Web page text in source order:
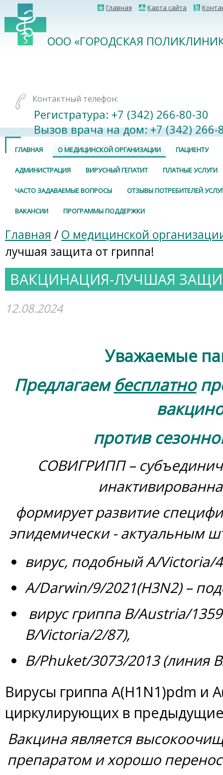
Главная Карта сайта
ООО «ГОРОДСКАЯ
Контактный телефон:
Регистратура: +7 (342) 266-80-
Вызов врача на дом: +7 (342) 266-
ГЛАВНАЯ О МЕДИЦИНСКОЙ ОРГАНИЗАЦИИ ПАЦИЕНТУ
АДМИНИСТРАЦИЯ ВИРУСНЫЙ ГЕПАТИТ ПЛАТНЫЕ УСЛУГИ
ЧАСТО ЗАДАВАЕМЫЕ ВОПРОСЫ ОТЗЫВЫ ПОТРЕБИТЕЛЕЙ
ВАКАНСИИ ПРОГРАММЫ ПОДДЕРЖКИ
Главная / О медицинской
лучшая защита от гриппа!
ВАКЦИНАЦИЯ-ЛУЧШАЯ
12.08.2024
Уважаемые
Предлагаембесплатно
против
СОВИГРИПП –
формирует развитие
эпидемически - актуальным
вирус, подобный А/Victoria/
A/Darwin/9/2021(H3N2) –
вирус гриппа В/Austria/
В/Victoria/2/87),
B/Phuket/3073/2013 (линия
Вирусы гриппа А(H1N1)pdm и
циркулирующих в
Вакцина является
препаратом и хорошо